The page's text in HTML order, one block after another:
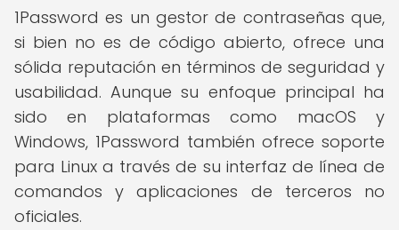
1Password es un gestor de contraseñas que,
si bien no es de código abierto, ofrece una
sólida reputación en términos de seguridad y
usabilidad. Aunque su enfoque principal ha
sido en plataformas como macOS y
Windows, 1Password también ofrece soporte
para Linux a través de su interfaz de línea de
comandos y aplicaciones de terceros no
oficiales.